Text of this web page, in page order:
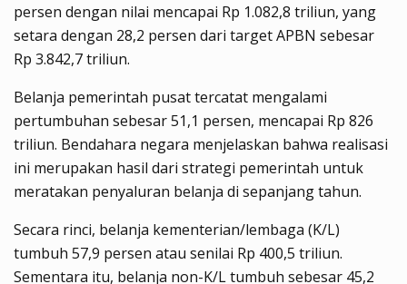
persen dengan nilai mencapai Rp 1.082,8 triliun, yang
setara dengan 28,2 persen dari target APBN sebesar
Rp 3.842,7 triliun.
Belanja pemerintah pusat tercatat mengalami
pertumbuhan sebesar 51,1 persen, mencapai Rp 826
triliun. Bendahara negara menjelaskan bahwa realisasi
ini merupakan hasil dari strategi pemerintah untuk
meratakan penyaluran belanja di sepanjang tahun.
Secara rinci, belanja kementerian/lembaga (K/L)
tumbuh 57,9 persen atau senilai Rp 400,5 triliun.
Sementara itu, belanja non-K/L tumbuh sebesar 45,2